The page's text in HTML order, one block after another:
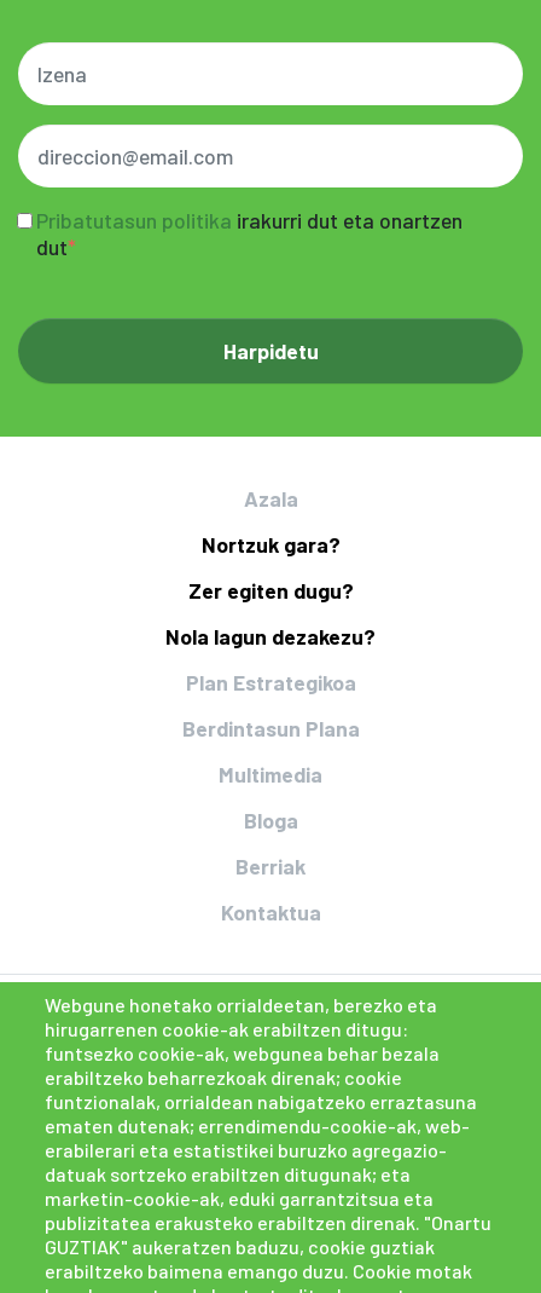
Pribatutasun politika irakurri dut eta onartzen
dut
Webgune honetako orrialdeetan, berezko eta
hirugarrenen cookie-ak erabiltzen ditugu:
funtsezko cookie-ak, webgunea behar bezala
erabiltzeko beharrezkoak direnak; cookie
funtzionalak, orrialdean nabigatzeko erraztasuna
ematen dutenak; errendimendu-cookie-ak, web-
erabilerari eta estatistikei buruzko agregazio-
datuak sortzeko erabiltzen ditugunak; eta
marketin-cookie-ak, eduki garrantzitsua eta
publizitatea erakusteko erabiltzen direnak. "Onartu
GUZTIAK" aukeratzen baduzu, cookie guztiak
erabiltzeko baimena emango duzu. Cookie motak
Azala
Nortzuk gara?
Zer egiten dugu?
Nola lagun dezakezu?
Plan Estrategikoa
Berdintasun Plana
Multimedia
Bloga
Berriak
Kontaktua